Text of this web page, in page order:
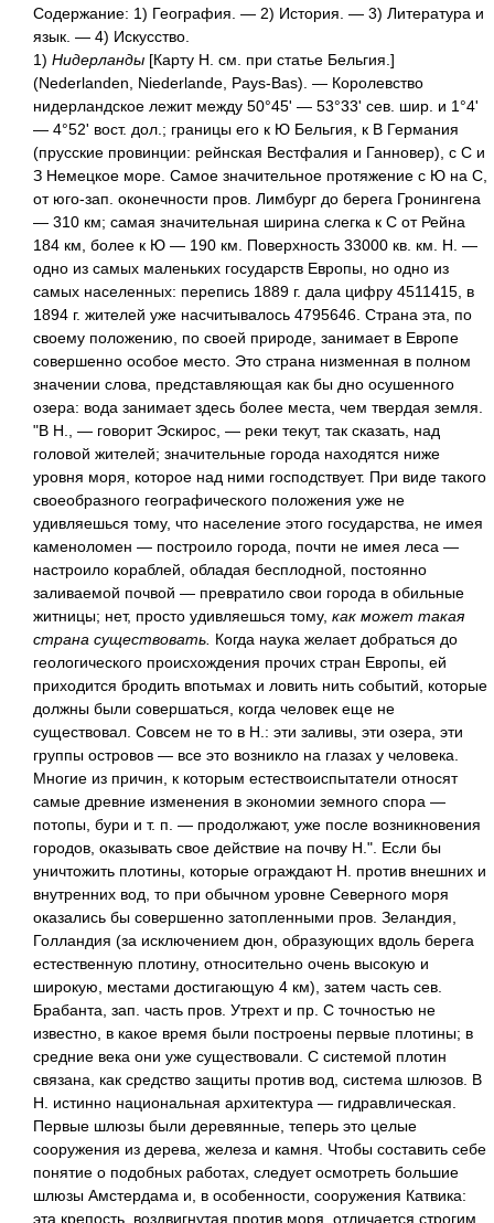
Содержание: 1) География. — 2) История. — 3) Литература и
язык. — 4) Искусство.
1) Нидерланды [Карту Н. см. при статье Бельгия.]
(Nederlanden, Niederlande, Pays-Bas). — Королевство
нидерландское лежит между 50°45' — 53°33' сев. шир. и 1°4'
— 4°52' вост. дол.; границы его к Ю Бельгия, к В Германия
(прусские провинции: рейнская Вестфалия и Ганновер), с С и
З Немецкое море. Самое значительное протяжение с Ю на С,
от юго-зап. оконечности пров. Лимбург до берега Гронингена
— 310 км; самая значительная ширина слегка к С от Рейна
184 км, более к Ю — 190 км. Поверхность 33000 кв. км. H. —
одно из самых маленьких государств Европы, но одно из
самых населенных: перепись 1889 г. дала цифру 4511415, в
1894 г. жителей уже насчитывалось 4795646. Страна эта, по
своему положению, по своей природе, занимает в Европе
совершенно особое место. Это страна низменная в полном
значении слова, представляющая как бы дно осушенного
озера: вода занимает здесь более места, чем твердая земля.
"В Н., — говорит Эскирос, — реки текут, так сказать, над
головой жителей; значительные города находятся ниже
уровня моря, которое над ними господствует. При виде такого
своеобразного географического положения уже не
удивляешься тому, что население этого государства, не имея
каменоломен — построило города, почти не имея леса —
настроило кораблей, обладая бесплодной, постоянно
заливаемой почвой — превратило свои города в обильные
житницы; нет, просто удивляешься тому, как может такая
страна существовать. Когда наука желает добраться до
геологического происхождения прочих стран Европы, ей
приходится бродить впотьмах и ловить нить событий, которые
должны были совершаться, когда человек еще не
существовал. Совсем не то в Н.: эти заливы, эти озера, эти
группы островов — все это возникло на глазах у человека.
Многие из причин, к которым естествоиспытатели относят
самые древние изменения в экономии земного спора —
потопы, бури и т. п. — продолжают, уже после возникновения
городов, оказывать свое действие на почву Н.". Если бы
уничтожить плотины, которые ограждают Н. против внешних и
внутренних вод, то при обычном уровне Северного моря
оказались бы совершенно затопленными пров. Зеландия,
Голландия (за исключением дюн, образующих вдоль берега
естественную плотину, относительно очень высокую и
широкую, местами достигающую 4 км), затем часть сев.
Брабанта, зап. часть пров. Утрехт и пр. С точностью не
известно, в какое время были построены первые плотины; в
средние века они уже существовали. С системой плотин
связана, как средство защиты против вод, система шлюзов. В
Н. истинно национальная архитектура — гидравлическая.
Первые шлюзы были деревянные, теперь это целые
сооружения из дерева, железа и камня. Чтобы составить себе
понятие о подобных работах, следует осмотреть большие
шлюзы Амстердама и, в особенности, сооружения Катвика:
эта крепость, воздвигнутая против моря, отличается строгим